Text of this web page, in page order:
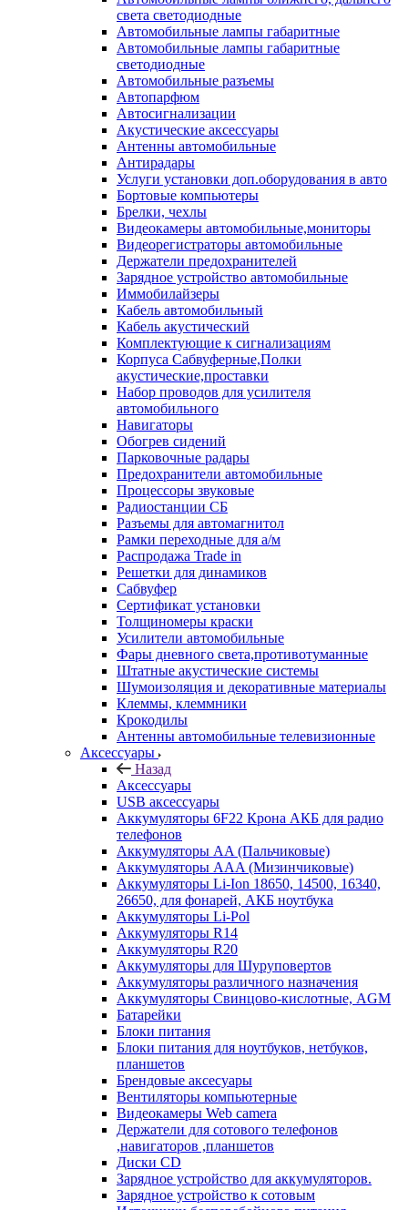
света светодиодные
Автомобильные лампы габаритные
Автомобильные лампы габаритные
светодиодные
Автомобильные разъемы
Автопарфюм
Автосигнализации
Акустические аксессуары
Антенны автомобильные
Антирадары
Услуги установки доп.оборудования в авто
Бортовые компьютеры
Брелки, чехлы
Видеокамеры автомобильные,мониторы
Видеорегистраторы автомобильные
Держатели предохранителей
Зарядное устройство автомобильные
Иммобилайзеры
Кабель автомобильный
Кабель акустический
Комплектующие к сигнализациям
Корпуса Сабвуферные,Полки
акустические,проставки
Набор проводов для усилителя
автомобильного
Навигаторы
Обогрев сидений
Парковочные радары
Предохранители автомобильные
Процессоры звуковые
Радиостанции СБ
Разъемы для автомагнитол
Рамки переходные для а/м
Распродажа Trade in
Решетки для динамиков
Сабвуфер
Сертификат установки
Толщиномеры краски
Усилители автомобильные
Фары дневного света,противотуманные
Штатные акустические системы
Шумоизоляция и декоративные материалы
Клеммы, клеммники
Крокодилы
Антенны автомобильные телевизионные
Аксессуары
Назад
Аксессуары
USB аксессуары
Аккумуляторы 6F22 Крона АКБ для радио
телефонов
Аккумуляторы AA (Пальчиковые)
Аккумуляторы AAA (Мизинчиковые)
Аккумуляторы Li-Ion 18650, 14500, 16340,
26650, для фонарей, АКБ ноутбука
Аккумуляторы Li-Pol
Аккумуляторы R14
Аккумуляторы R20
Аккумуляторы для Шуруповертов
Аккумуляторы различного назначения
Аккумуляторы Свинцово-кислотные, AGM
Батарейки
Блоки питания
Блоки питания для ноутбуков, нетбуков,
планшетов
Брендовые аксесуары
Вентиляторы компьютерные
Видеокамеры Web camera
Держатели для сотового телефонов
,навигаторов ,планшетов
Диски CD
Зарядное устройство для аккумуляторов.
Зарядное устройство к сотовым